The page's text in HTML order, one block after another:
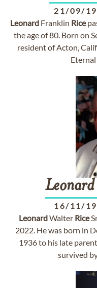
21/09/
Leonard Franklin Rice
the age of 80. Born on
resident of Acton,
Leonard
16/11/
LeonardWalter Rice
2022. He was born in
1936 to his late
survived